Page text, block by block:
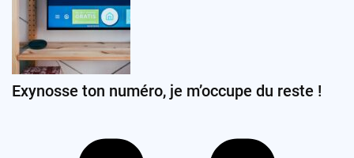
Exynosse ton numéro, je m’occupe du reste !